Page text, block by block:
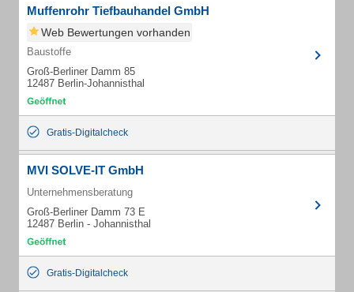
Muffenrohr Tiefbauhandel GmbH
Web Bewertungen vorhanden
Baustoffe
Groß-Berliner Damm 85
12487 Berlin-Johannisthal
Gratis-Digitalcheck
MVI SOLVE-IT GmbH
Unternehmensberatung
Groß-Berliner Damm 73 E
12487 Berlin - Johannisthal
Gratis-Digitalcheck